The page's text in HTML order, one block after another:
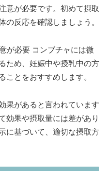
意が必要です。初めて摂取
の反応を確認しましょう。
が必要 コンブチャには微
ため、妊娠中や授乳中の方
ことをおすすめします。
果があると言われています
効果や摂取量には差があり
に基づいて、適切な摂取方